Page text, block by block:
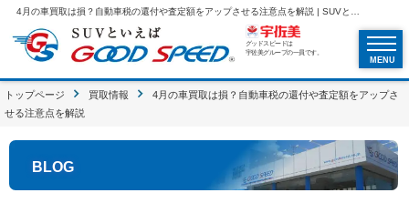
グッドスピードは
宇佐美グループの一員です。
MENU
トップページ 買取情報
4月の車買取は損？自動車税の還付や査定額をアップさ
せる注意点を解説
BLOG